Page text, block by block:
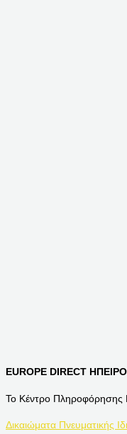
EUROPE DIRECT
Το Κέντρο Πληροφόρησης
Δικαιώματα Πνευματικής